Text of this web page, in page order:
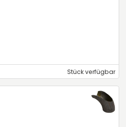
Stück verfügbar